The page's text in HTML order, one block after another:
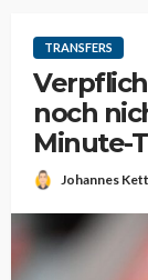
TRANSFERS
noch
Minute-
Johannes